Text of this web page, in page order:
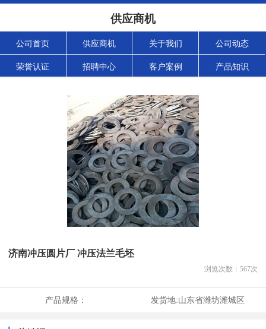
供应商机
公司首页 供应商机 关于我们 公司动态
荣誉认证 招聘中心 客户案例 产品知识
济南冲压圆片厂 冲压法兰毛坯
浏览次数： 567次
产品规格： 发货地:山东省潍坊潍城区